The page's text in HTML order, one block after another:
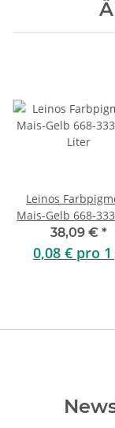
Leinos
Mais-Gelb 668-
Liter
38,09 € *
0,08 € pro 1